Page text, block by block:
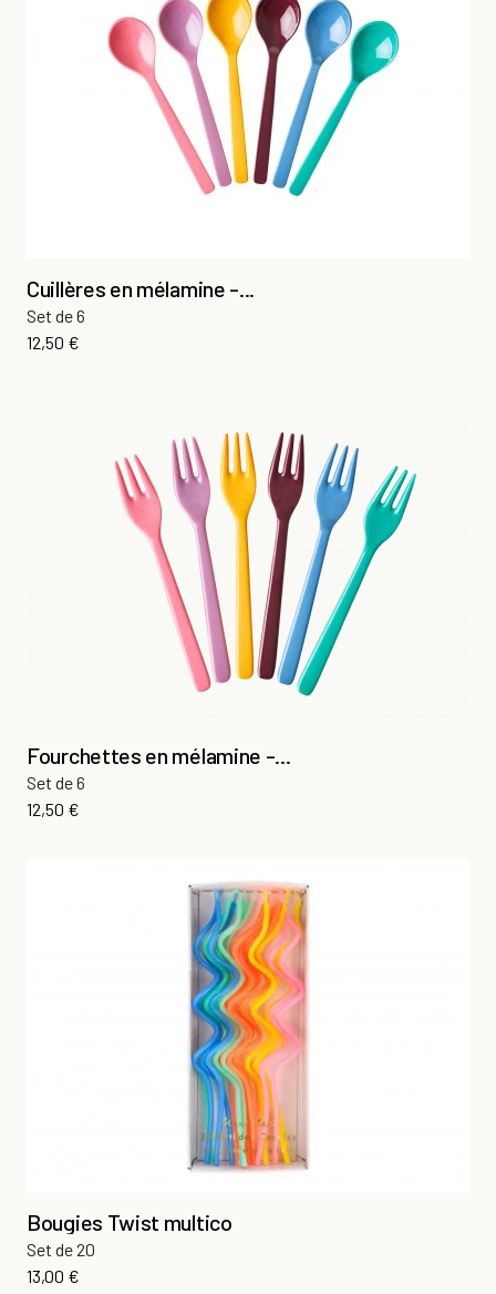
Cuillères en mélamine -...
Set de 6
Prix
12,50 €
Fourchettes en mélamine -...
Set de 6
Prix
12,50 €
Bougies Twist multico
Set de 20
Prix
13,00 €